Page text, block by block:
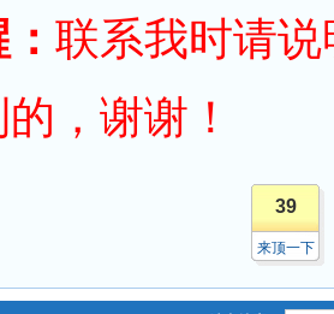
联系我时请
，谢谢！
39
来顶一下